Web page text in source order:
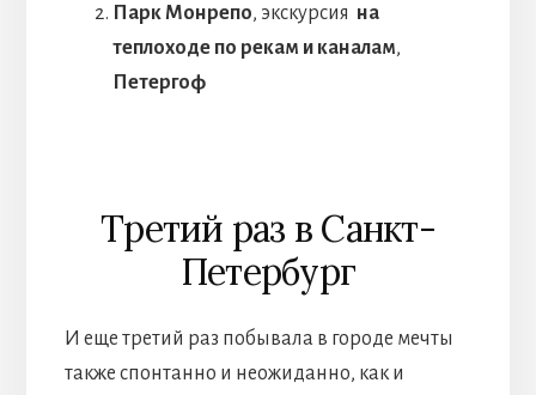
Парк Монрепо, экскурсия на
теплоходе по рекам и каналам,
Петергоф
Третий раз в Санкт-
Петербург
И еще третий раз побывала в городе мечты
также спонтанно и неожиданно, как и